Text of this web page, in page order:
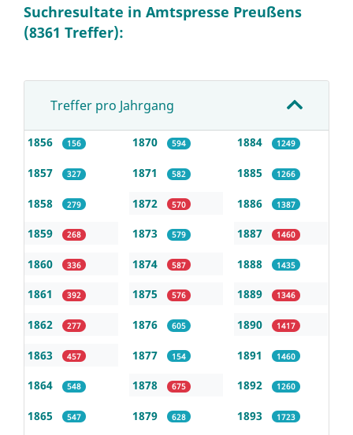
Suchresultate in Amtspresse Preußens
(8361 Treffer):
Treffer pro Jahrgang
1856 156
1857 327
1858 279
1859 268
1860 336
1861 392
1862 277
1863 457
1864 548
1865 547
1870 594
1871 582
1872 570
1873 579
1874 587
1875 576
1876 605
1877 154
1878 675
1879 628
1884 1249
1885 1266
1886 1387
1887 1460
1888 1435
1889 1346
1890 1417
1891 1460
1892 1260
1893 1723